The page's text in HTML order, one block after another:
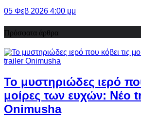
05 Φεβ 2026 4:00 μμ
Πρόσφατα άρθρα
Το μυστηριώδες ιερό
μοίρες των ευχών: Νέο
Onimusha